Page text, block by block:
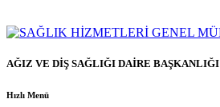
AĞIZ VE DİŞ SAĞLIĞI DAİRE BAŞKANLIĞI
Hızlı Menü